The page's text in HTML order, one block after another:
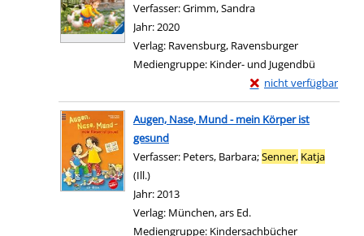
Verfasser:Grimm, Sandra
Jahr:2020
Verlag: Ravensburg, Ravensburger
Mediengruppe: Kinder- und Jugendbü
nicht verfügbar
Exemplar-Details von
Zum Download von
Augen, Nase, Mund - mein Körper ist
gesund
Verfasser: Peters, Barbara;Senner, Katja
(Ill.)
Jahr:2013
Verlag: München, ars Ed.
Mediengruppe: Kindersachbücher